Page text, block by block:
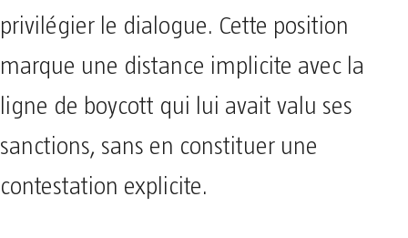
privilégier le dialogue. Cette position
marque une distance implicite avec la
ligne de boycott qui lui avait valu ses
sanctions, sans en constituer une
contestation explicite.